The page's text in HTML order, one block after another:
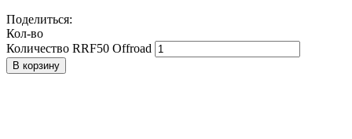
Поделиться:
Кол-во
Количество RRF50 Offroad
В корзину